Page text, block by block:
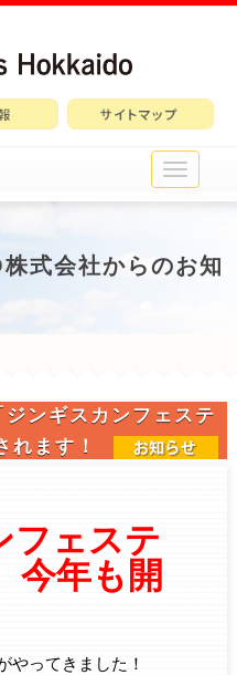
メ
イ
ニ
ュ
式会社からのお知
ンギスカンフェステ
れます！
フェステ
年も開
やってきました！